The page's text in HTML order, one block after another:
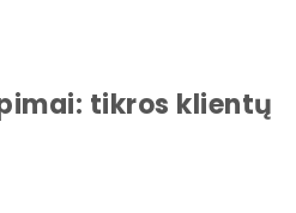
tikros klientų